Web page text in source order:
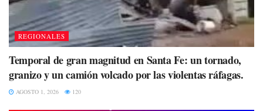
REGIONALES
Temporal de gran magnitud en Santa Fe: un tornado,
granizo y un camión volcado por las violentas ráfagas.
AGOSTO 1, 2026 120